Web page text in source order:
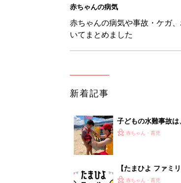
【たまひよ ファミ
赤ちゃん・育児
1才・2才・3才 子